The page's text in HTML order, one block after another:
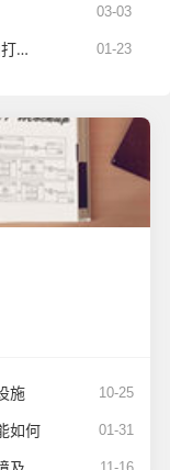
03-03
睡前拍打脚底 拍打涌泉穴的好处 如何拍打涌泉穴 01-23
施 10-25
如何 01-31